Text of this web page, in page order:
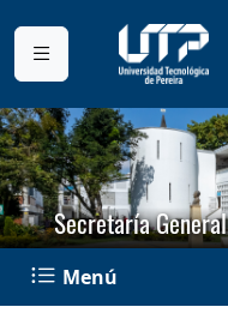
Secretaría General
Menú